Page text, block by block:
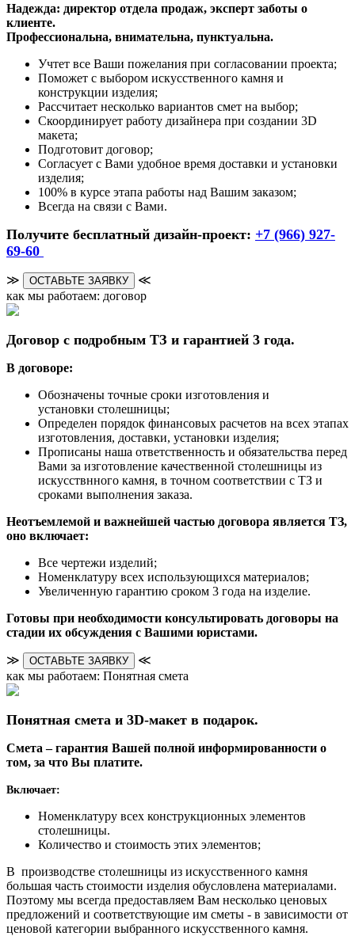
Надежда: директор отдела продаж, эксперт заботы о
клиенте.
Профессиональна, внимательна, пунктуальна.
Учтет все Ваши пожелания при согласовании проекта;
Поможет с выбором искусственного камня и
конструкции изделия;
Рассчитает несколько вариантов смет на выбор;
Скоординирует работу дизайнера при создании 3D
макета;
Подготовит договор;
Согласует с Вами удобное время доставки и установки
изделия;
100% в курсе этапа работы над Вашим заказом;
Всегда на связи с Вами.
Получите бесплатный дизайн-проект: +7 (966) 927-
69-60
≫ ОСТАВЬТЕ ЗАЯВКУ
≪
как мы работаем: договор
Договор с подробным ТЗ и гарантией 3 года.
В договоре:
Обозначены точные сроки изготовления и
установки столешницы;
Определен порядок финансовых расчетов на всех этапах
изготовления, доставки, установки изделия;
Прописаны наша ответственность и обязательства перед
Вами за изготовление качественной столешницы из
искусствнного камня, в точном соответствии с ТЗ и
сроками выполнения заказа.
Неотъемлемой и важнейшей частью договора является ТЗ,
оно включает:
Все чертежи изделий;
Номенклатуру всех использующихся материалов;
Увеличенную гарантию сроком 3 года на изделие.
Готовы при необходимости консультировать договоры на
стадии их обсуждения с Вашими юристами.
≫ ОСТАВЬТЕ ЗАЯВКУ
≪
как мы работаем: Понятная смета
Понятная смета и 3D-макет в подарок.
Смета – гарантия Вашей полной информированности о
том, за что Вы платите.
Включает:
Номенклатуру всех конструкционных элементов
столешницы.
Количество и стоимость этих элементов;
В производстве столешницы из искусственного камня
большая часть стоимости изделия обусловлена материалами.
Поэтому мы всегда предоставляем Вам несколько ценовых
предложений и соответствующие им сметы - в зависимости от
ценовой категории выбранного искусственного камня.